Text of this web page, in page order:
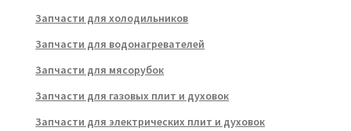
Запчасти для холодильников
Запчасти для водонагревателей
Запчасти для мясорубок
Запчасти для газовых плит и духовок
Запчасти для электрических плит и духовок